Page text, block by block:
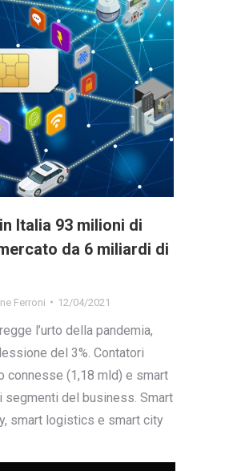
Italia 93 milioni di
da 6 miliardi di
Ferroni 12/04/2021
l’urto della pandemia,
del 3%. Contatori
connesse (1,18 mld) e smart
segmenti del business. Smart
smart logistics e smart city